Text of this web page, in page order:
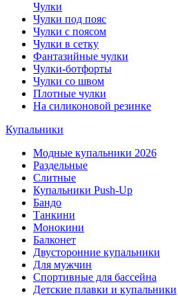
Чулки
Чулки под пояс
Чулки с поясом
Чулки в сетку
Фантазийные чулки
Чулки-ботфорты
Чулки со швом
Плотные чулки
На силиконовой резинке
Купальники
Модные купальники 2026
Раздельные
Слитные
Купальники Push-Up
Бандо
Танкини
Монокини
Балконет
Двусторонние купальники
Для мужчин
Спортивные для бассейна
Детские плавки и купальники